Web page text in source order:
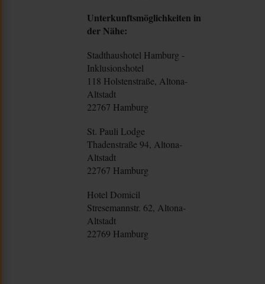
Unterkunftsmöglichkeiten in
der Nähe:
Stadthaushotel Hamburg -
Inklusionshotel
118 Holstenstraße, Altona-
Altstadt
22767 Hamburg
St. Pauli Lodge
Thadenstraße 94, Altona-
Altstadt
22767 Hamburg
Hotel Domicil
Stresemannstr. 62, Altona-
Altstadt
22769 Hamburg